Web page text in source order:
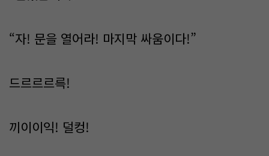
“자! 문을 열어라! 마지막 싸움이다!”
드르르르륵!
끼이이익! 덜컹!